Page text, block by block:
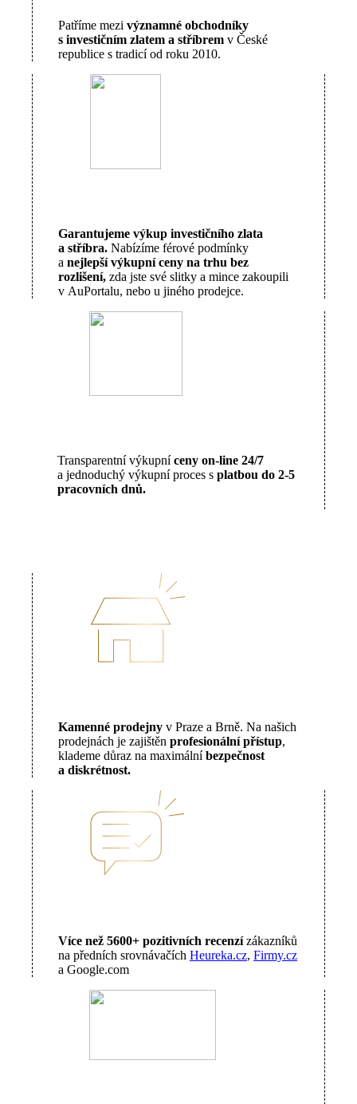
Patříme mezi významné obchodníky
s investičním zlatem a stříbrem v České
republice s tradicí od roku 2010.
Garantujeme výkup investičního zlata
a stříbra. Nabízíme férové podmínky
a nejlepší výkupní ceny na trhu bez
rozlišení, zda jste své slitky a mince zakoupili
v AuPortalu, nebo u jiného prodejce.
Transparentní výkupníceny on-line 24/7
a jednoduchý výkupní proces s platbou do 2-5
pracovních dnů.
Kamenné prodejny v Praze a Brně. Na našich
prodejnách je zajištěn profesionální přístup,
klademe důraz na maximálníbezpečnost
a diskrétnost.
Více než 5600+ pozitivních recenzízákazníků
na předních srovnávačích Heureka.cz, Firmy.cz
a Google.com